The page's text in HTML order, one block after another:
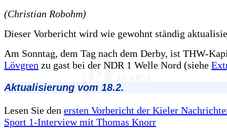
(Christian Robohm)
Dieser Vorbericht wird wie gewohnt ständig
Am Sonntag, dem Tag nach dem Derby, ist THW-
Lövgren zu gast bei der NDR 1 Welle Nord (siehe
Aktualisierung vom 18.2.
Lesen Sie den ersten Vorbericht der Kieler
Sport 1-Interview mit Thomas Knorr